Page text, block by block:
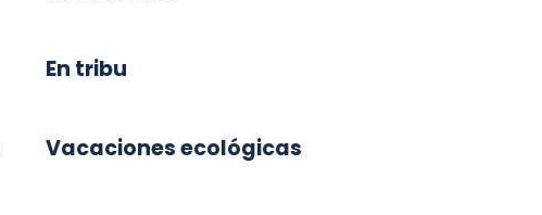
En tribu
Vacaciones ecológicas